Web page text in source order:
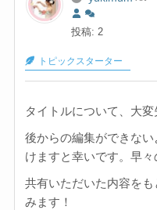
投稿: 2
トピックスターター
タイトルについて、大変
後からの編集ができな
けますと幸いです。早々
共有いただいた内容を
みます！